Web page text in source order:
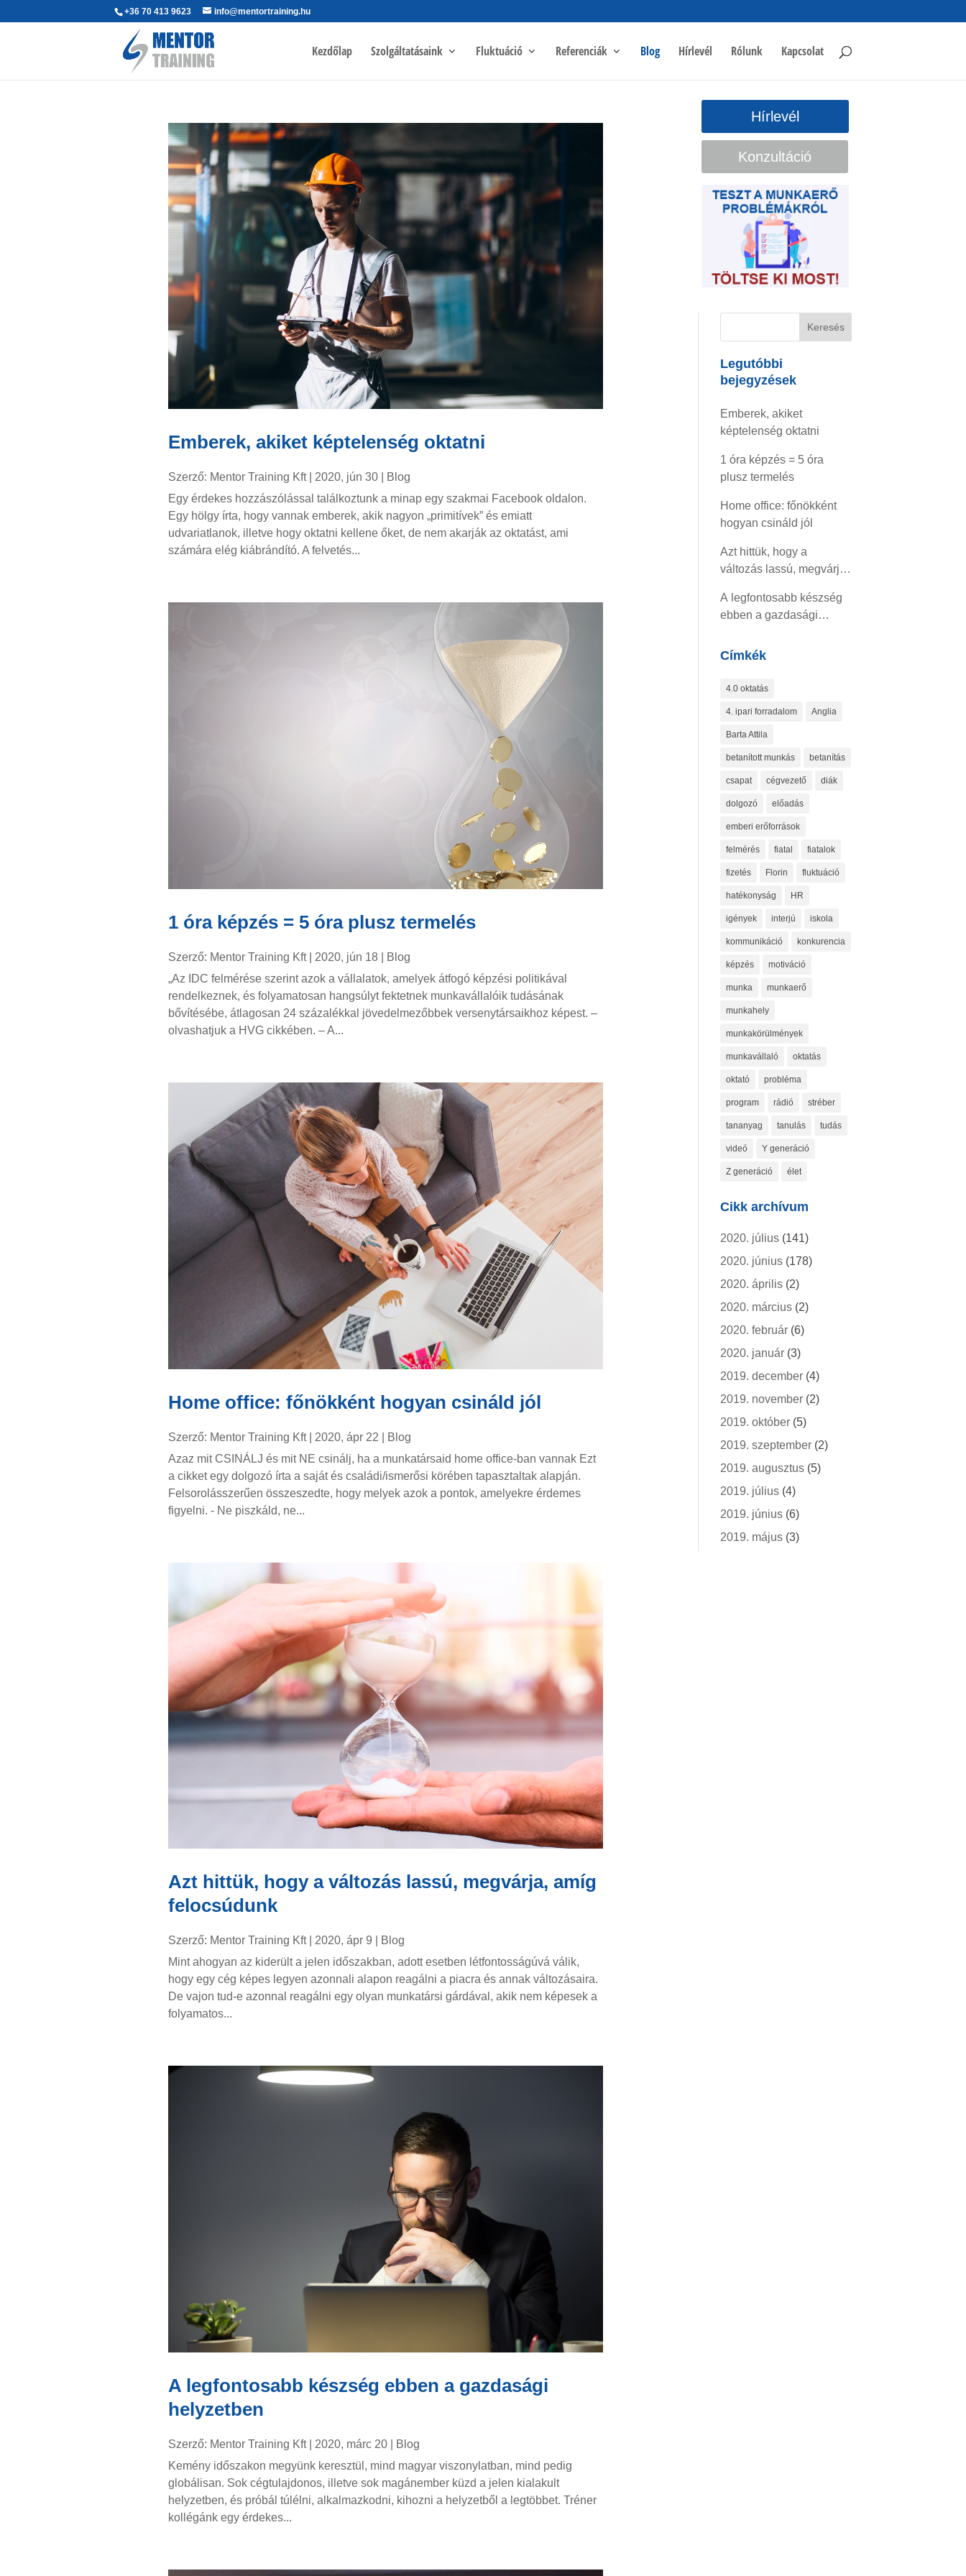
+36 70 413 9623 info@mentortraining.hu
Kezdőlap Szolgáltatásaink Fluktuáció Referenciák Blog Hírlevél Rólunk Kapcsolat
Emberek, akiket képtelenség oktatni
Szerző: Mentor Training Kft| 2020, jún 30
Blog
Egy érdekes hozzászólással találkoztunk a minap egy szakmai Facebook oldalon.
Egy hölgy írta, hogy vannak emberek, akik nagyon „primitívek” és emiatt
udvariatlanok, illetve hogy oktatni kellene őket, de nem akarják az oktatást, ami
számára elég kiábrándító. A felvetés...
1 óra képzés = 5 óra plusz termelés
Szerző: Mentor Training Kft| 2020, jún 18
Blog
„Az IDC felmérése szerint azok a vállalatok, amelyek átfogó képzési politikával
rendelkeznek, és folyamatosan hangsúlyt fektetnek munkavállalóik tudásának
bővítésébe, átlagosan 24 százalékkal jövedelmezőbbek versenytársaikhoz képest. –
olvashatjuk a HVG cikkében. – A...
Home office: főnökként hogyan csináld jól
Szerző: Mentor Training Kft| 2020, ápr 22
Blog
Azaz mit CSINÁLJ és mit NE csinálj, ha a munkatársaid home office-ban vannak Ezt
a cikket egy dolgozó írta a saját és családi/ismerősi körében tapasztaltak alapján.
Felsorolásszerűen összeszedte, hogy melyek azok a pontok, amelyekre érdemes
figyelni. - Ne piszkáld, ne...
Azt hittük, hogy a változás lassú, megvárja, amíg
felocsúdunk
Szerző: Mentor Training Kft| 2020, ápr 9
Blog
Mint ahogyan az kiderült a jelen időszakban, adott esetben létfontosságúvá válik,
hogy egy cég képes legyen azonnali alapon reagálni a piacra és annak változásaira.
De vajon tud-e azonnal reagálni egy olyan munkatársi gárdával, akik nem képesek a
folyamatos...
A legfontosabb készség ebben a gazdasági
helyzetben
Szerző: Mentor Training Kft| 2020, márc 20
Blog
Kemény időszakon megyünk keresztül, mind magyar viszonylatban, mind pedig
globálisan. Sok cégtulajdonos, illetve sok magánember küzd a jelen kialakult
helyzetben, és próbál túlélni, alkalmazkodni, kihozni a helyzetből a legtöbbet. Tréner
kollégánk egy érdekes...
Hírlevél
Konzultáció
Legutóbbi
bejegyzések
Emberek, akiket
képtelenség oktatni
1 óra képzés = 5 óra
plusz termelés
Home office: főnökként
hogyan csináld jól
Azt hittük, hogy a
változás lassú, megvárja,
A legfontosabb készség
ebben a gazdasági
Címkék
4.0 oktatás
4. ipari forradalom Anglia
Barta Attila
betanított munkás betanítás
csapat cégvezető diák
dolgozó előadás
emberi erőforrások
felmérés fiatal fiatalok
fizetés Florin fluktuáció
hatékonyság HR
igények interjú iskola
kommunikáció konkurencia
képzés motiváció
munka munkaerő
munkahely
munkakörülmények
munkavállaló oktatás
oktató probléma
program rádió stréber
tananyag tanulás tudás
videó Y generáció
Z generáció élet
Cikk archívum
2020. július (141)
2020. június (178)
2020. április (2)
2020. március (2)
2020. február (6)
2020. január (3)
2019. december (4)
2019. november (2)
2019. október (5)
2019. szeptember (2)
2019. augusztus (5)
2019. július (4)
2019. június (6)
2019. május (3)